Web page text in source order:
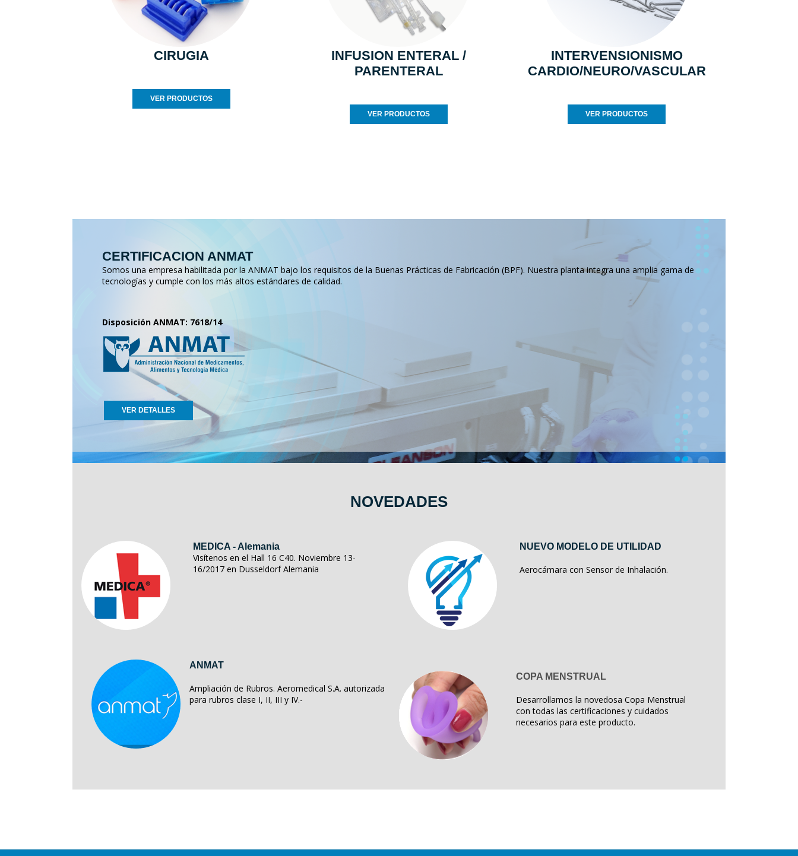
CIRUGIA
VER PRODUCTOS
INFUSION ENTERAL /
PARENTERAL
VER PRODUCTOS
INTERVENSIONISMO
CARDIO/NEURO/VASCULAR
VER PRODUCTOS
CERTIFICACION ANMAT
Somos una empresa habilitada por la ANMAT bajo los requisitos de la Buenas Prácticas de Fabricación (BPF). Nuestra planta integra una amplia gama de
tecnologías y cumple con los más altos estándares de calidad.
Disposición ANMAT: 7618/14
VER DETALLES
NOVEDADES
MEDICA - Alemania
Visítenos en el Hall 16 C40. Noviembre 13-
16/2017 en Dusseldorf Alemania
NUEVO MODELO DE UTILIDAD
Aerocámara con Sensor de Inhalación.
ANMAT
Ampliación de Rubros. Aeromedical S.A. autorizada
para rubros clase I, II, III y IV.-
COPA MENSTRUAL
Desarrollamos la novedosa Copa Menstrual
con todas las certificaciones y cuidados
necesarios para este producto.